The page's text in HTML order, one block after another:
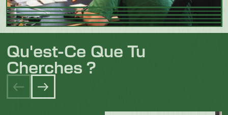
Qu'est-Ce Que Tu
Cherches ?